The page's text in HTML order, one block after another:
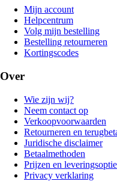
Mijn account
Helpcentrum
Volg mijn bestelling
Bestelling retourneren
Kortingscodes
Over
Wie zijn wij?
Neem contact op
Verkoopvoorwaarden
Retourneren en
Juridische disclaimer
Betaalmethoden
Prijzen en
Privacy verklaring